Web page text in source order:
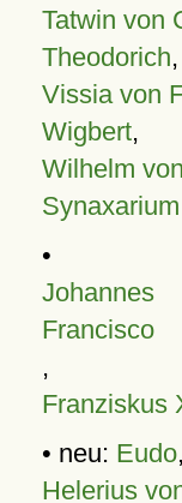
Tatwin von
Theodorich,
Vissia von
Wigbert,
Wilhelm
Synaxarium
•
Francisco
,
Franziskus
• neu: Eudo,
Helerius